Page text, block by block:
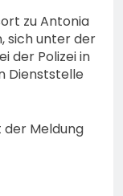
zu Antonia
sich unter der
der Polizei in
Dienststelle
der Meldung